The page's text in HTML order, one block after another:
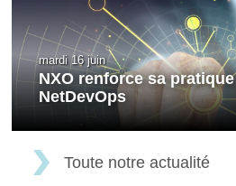
mardi 16 juin
NXO renforce sa pratique
NetDevOps
Toute notre actualité